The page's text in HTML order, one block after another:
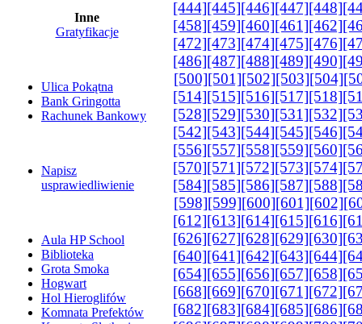
Inne
Gratyfikacje
Ulica Pokątna
Bank Gringotta
Rachunek Bankowy
Napisz
usprawiedliwienie
Aula HP School
Biblioteka
Grota Smoka
Hogwart
Hol Hieroglifów
Komnata Prefektów
[444][445][446][447][448]
[458][459][460][461][462]
[472][473][474][475][476]
[486][487][488][489][490]
[500][501][502][503][504]
[514][515][516][517][518]
[528][529][530][531][532]
[542][543][544][545][546]
[556][557][558][559][560]
[570][571][572][573][574]
[584][585][586][587][588]
[598][599][600][601][602]
[612][613][614][615][616]
[626][627][628][629][630]
[640][641][642][643][644]
[654][655][656][657][658]
[668][669][670][671][672]
[682][683][684][685][686]